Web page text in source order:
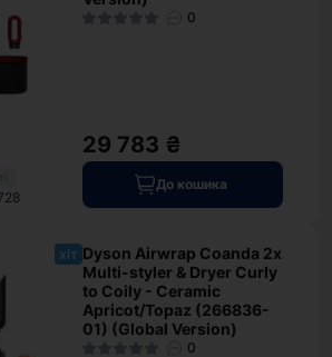
0
29 783 ₴
До кошика
хіт Dyson Airwrap Coanda 2x
Multi-styler & Dryer Curly
to Coily - Ceramic
Apricot/Topaz (266836-
01) (Global Version)
0